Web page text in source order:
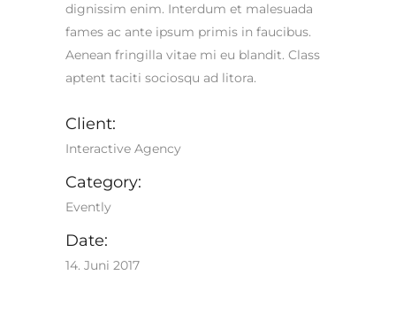
dignissim enim. Interdum et malesuada
fames ac ante ipsum primis in faucibus.
Aenean fringilla vitae mi eu blandit. Class
aptent taciti sociosqu ad litora.
Client:
Interactive Agency
Category:
Evently
Date:
14. Juni 2017